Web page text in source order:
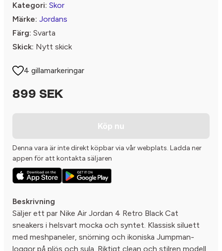
Kategori: Skor
Märke: Jordans
Färg: Svarta
Skick: Nytt skick
4 gillamarkeringar
899 SEK
Köp nu
Denna vara är inte direkt köpbar via vår webplats. Ladda ner
appen för att kontakta säljaren
Beskrivning
Säljer ett par Nike Air Jordan 4 Retro Black Cat
sneakers i helsvart mocka och syntet. Klassisk siluett
med meshpaneler, snörning och ikoniska Jumpman-
loggor på plös och sula. Riktigt clean och stilren modell